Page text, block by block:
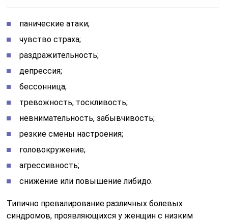
панические атаки;
чувство страха;
раздражительность;
депрессия;
бессонница;
тревожность, тоскливость;
невнимательность, забывчивость;
резкие смены настроения;
головокружение;
агрессивность;
снижение или повышение либидо.
Типично превалирование различных болевых
синдромов, проявляющихся у женщин с низким